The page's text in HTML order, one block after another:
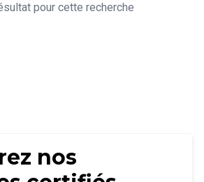
pour cette recherche
nos